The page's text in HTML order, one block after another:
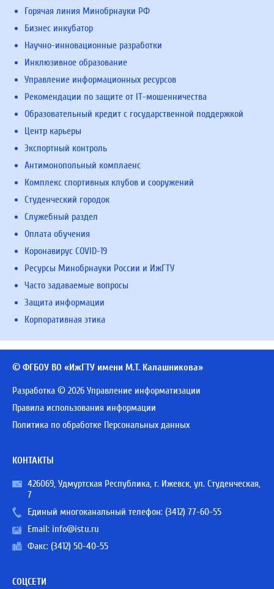
Горячая линия Минобрнауки РФ
Бизнес инкубатор
Научно-инновационные разработки
Инклюзивное образование
Управление информационных ресурсов
Рекомендации по защите от IT-мошенничества
Образовательный кредит с государственной поддержкой
Центр карьеры
Экспортный контроль
Антимонопольный комплаенс
Комплекс спортивных клубов и сооружений
Студенческий городок
Служебный раздел
Оплата обучения
Коронавирус COVID-19
Ресурсы Минобрнауки России и ИжГТУ
Часто задаваемые вопросы
Защита информации
Корпоративная этика
© ФГБОУ ВО «ИжГТУ имени М.Т. Калашникова»
Разработка © 2026 Управление информатизации
Правила использования информации
Политика по обработке Персональных данных
КОНТАКТЫ
426069, Удмуртская Республика, г. Ижевск, ул. Студенческая,
7
Единый многоканальный телефон: (3412) 77-60-55
Email: info@istu.ru
Факс: (3412) 50-40-55
СОЦСЕТИ